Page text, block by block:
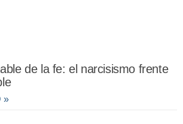
de la fe: el narcisismo frente
»